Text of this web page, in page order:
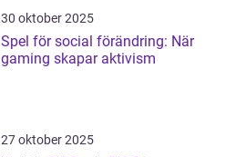
30 oktober 2025
Spel för social förändring: När
gaming skapar aktivism
27 oktober 2025